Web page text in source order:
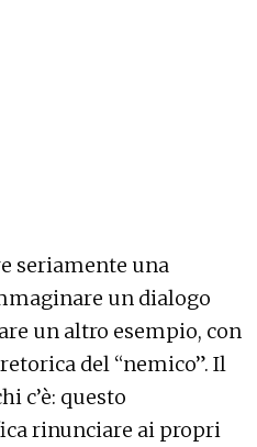
seriamente una
un dialogo
un altro esempio, con
del “nemico”. Il
c’è: questo
rinunciare ai propri